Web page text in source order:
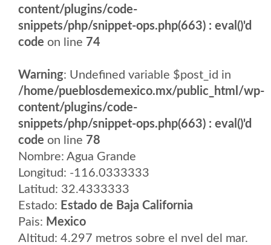
content/plugins/code-
snippets/php/snippet-ops.php(663) : eval()'d
code on line 74
Warning: Undefined variable $post_id in
/home/pueblosdemexico.mx/public_html/wp-
content/plugins/code-
snippets/php/snippet-ops.php(663) : eval()'d
code on line 78
Nombre: Agua Grande
Longitud: -116.0333333
Latitud: 32.4333333
Estado: Estado de Baja California
Pais: Mexico
Altitud: 4.297 metros sobre el nvel del mar.